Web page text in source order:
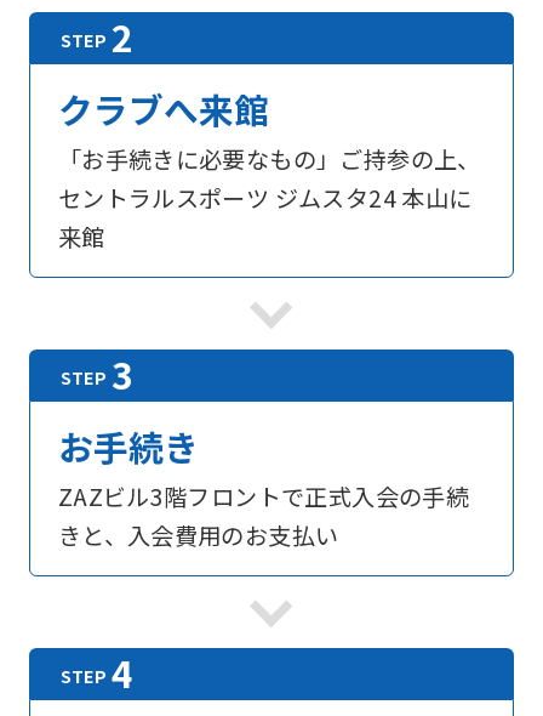
クラブへ来館
「お手続きに必要なもの」ご持参の上、
セントラルスポーツ ジムスタ24 本山に
来館
お手続き
ZAZビル3階フロントで正式入会の手続
きと、入会費用のお支払い
website
is
into
English.
link
(start
translation)
to
to
the